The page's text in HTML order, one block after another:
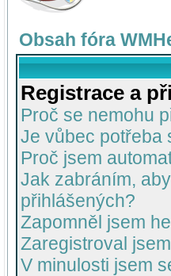
Obsah fóra
Registrace a
Proč se nemohu
Je vůbec potřeba
Proč jsem
Jak zabráním,
přihlášených?
Zapomněl jsem
Zaregistroval
V minulosti jsem